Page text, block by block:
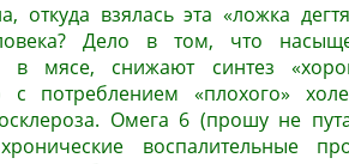
откуда взялась эта «ложка
Дело в том, что
в мясе, снижают синтез
с потреблением «плохого»
Омега 6 (прошу не
воспалительные